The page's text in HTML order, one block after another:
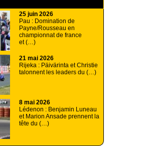
25 juin 2026
Pau : Domination de
Payne/Rousseau en
championnat de france
et (…)
21 mai 2026
Rijeka : Päivärinta et Christie
talonnent les leaders du (…)
8 mai 2026
Lédenon : Benjamin Luneau
et Marion Ansade prennent la
tête du (…)